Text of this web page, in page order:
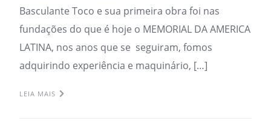
Basculante Toco e sua primeira obra foi nas
fundações do que é hoje o MEMORIAL DA AMERICA
LATINA, nos anos que se seguiram, fomos
adquirindo experiência e maquinário, […]
LEIA MAIS